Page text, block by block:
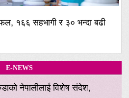
१६६ सहभागी र ३० भन्दा बढी
E-NEWS
नेपालीलाई विशेष संदेश,